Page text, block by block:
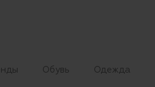
Обувь Одежда